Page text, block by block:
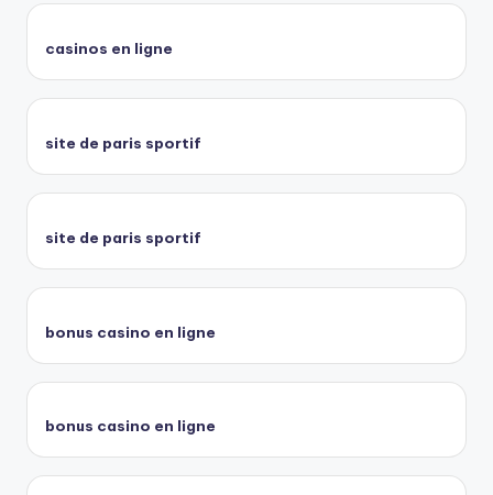
casinos en ligne
site de paris sportif
site de paris sportif
bonus casino en ligne
bonus casino en ligne